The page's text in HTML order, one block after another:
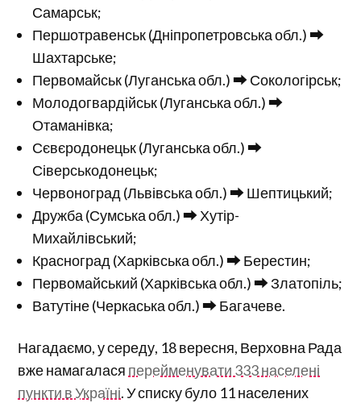
Самарськ;
Першотравенськ (Дніпропетровська обл.) ⮕
Шахтарське;
Первомайськ (Луганська обл.) ⮕ Сокологірськ;
Молодогвардійськ (Луганська обл.) ⮕
Отаманівка;
Сєвєродонецьк (Луганська обл.) ⮕
Сіверськодонецьк;
Червоноград (Львівська обл.) ⮕ Шептицький;
Дружба (Сумська обл.) ⮕ Хутір-
Михайлівський;
Красноград (Харківська обл.) ⮕ Берестин;
Первомайський (Харківська обл.) ⮕ Златопіль;
Ватутіне (Черкаська обл.) ⮕ Багачеве.
Нагадаємо, у середу, 18 вересня, Верховна Рада
вже намагалася перейменувати 333 населені
пункти в Україні. У списку було 11 населених